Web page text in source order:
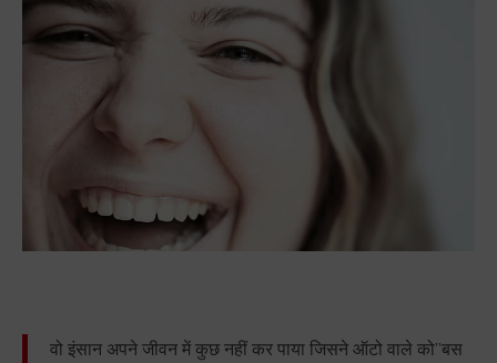
वो इंसान अपने जीवन में कुछ नहीं कर पाया जिसने ऑटो वाले को”बस